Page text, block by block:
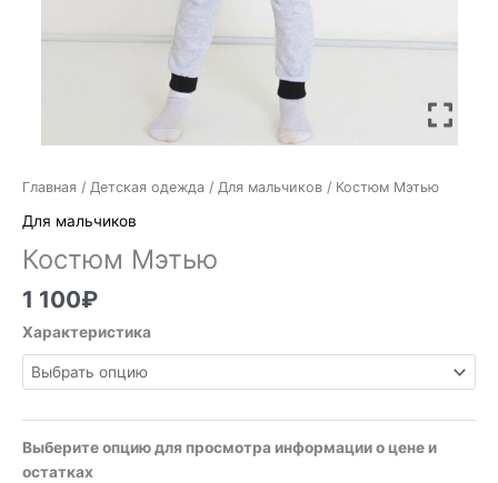
Главная / Детская одежда / Для мальчиков / Костюм Мэтью
Для мальчиков
Костюм Мэтью
1 100₽
Характеристика
Выберите опцию для просмотра информации о цене и
остатках